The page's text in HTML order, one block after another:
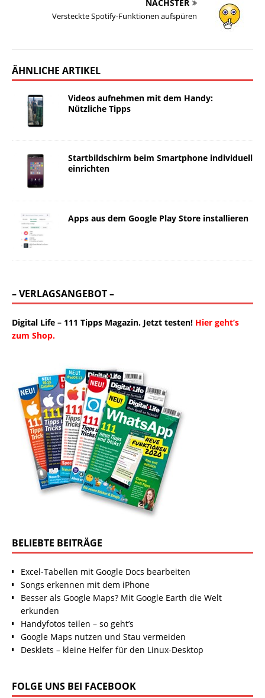
NÄCHSTER
Versteckte Spotify-Funktionen aufspüren
ÄHNLICHE ARTIKEL
Videos aufnehmen mit dem Handy:
Nützliche Tipps
Startbildschirm beim Smartphone individuell
einrichten
Apps aus dem Google Play Store installieren
– VERLAGSANGEBOT –
Digital Life – 111 Tipps Magazin. Jetzt testen! Hier geht’s
zum Shop.
BELIEBTE BEITRÄGE
Excel-Tabellen mit Google Docs bearbeiten
Songs erkennen mit dem iPhone
Besser als Google Maps? Mit Google Earth die Welt
erkunden
Handyfotos teilen – so geht’s
Google Maps nutzen und Stau vermeiden
Desklets – kleine Helfer für den Linux-Desktop
FOLGE UNS BEI FACEBOOK